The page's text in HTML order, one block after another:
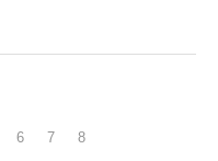
6 7 8